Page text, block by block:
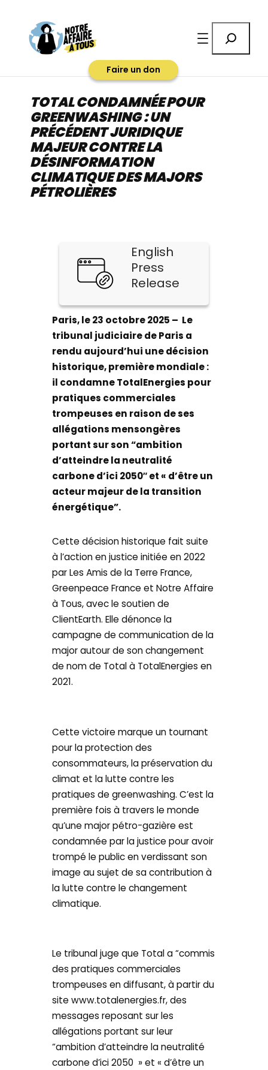
contenu
Faire un don
TOTAL CONDAMNÉE POUR
GREENWASHING : UN
PRÉCÉDENT JURIDIQUE
MAJEUR CONTRE LA
DÉSINFORMATION
CLIMATIQUE DES MAJORS
PÉTROLIÈRES
English
Press
Release
Paris, le 23 octobre 2025 – Le
tribunal judiciaire de Paris a
rendu aujourd’hui une décision
historique, première mondiale :
il condamne TotalEnergies pour
pratiques commerciales
trompeuses en raison de ses
allégations mensongères
portant sur son “ambition
d’atteindre la neutralité
carbone d’ici 2050″ et « d’être un
acteur majeur de la transition
énergétique”.
Cette décision historique fait suite
à l’action en justice initiée en 2022
par Les Amis de la Terre France,
Greenpeace France et Notre Affaire
à Tous, avec le soutien de
ClientEarth. Elle dénonce la
campagne de communication de la
major autour de son changement
de nom de Total à TotalEnergies en
2021.
Cette victoire marque un tournant
pour la protection des
consommateurs, la préservation du
climat et la lutte contre les
pratiques de greenwashing. C’est la
première fois à travers le monde
qu’une major pétro-gazière est
condamnée par la justice pour avoir
trompé le public en verdissant son
image au sujet de sa contribution à
la lutte contre le changement
climatique.
Le tribunal juge que Total a “commis
des pratiques commerciales
trompeuses en diffusant, à partir du
site www.totalenergies.fr, des
messages reposant sur les
allégations portant sur leur
“ambition d’atteindre la neutralité
carbone d’ici 2050 » et « d’être un